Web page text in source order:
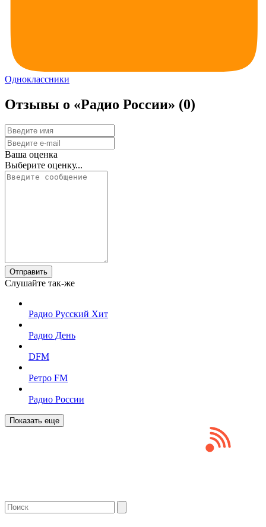
Одноклассники
Отзывы о «Радио России» (0)
Ваша оценка
Выберите оценку...
Отправить
Слушайте так-же
Радио Русский Хит
Радио День
DFM
Ретро FM
Радио России
Показать еще